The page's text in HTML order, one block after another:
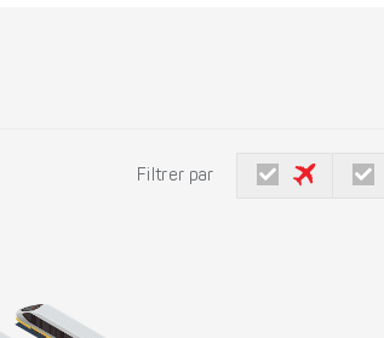
Filtrer par